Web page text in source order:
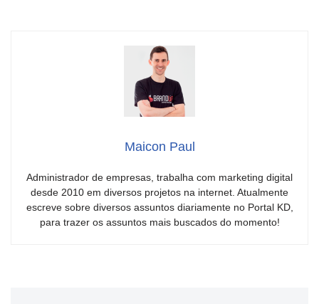
Maicon Paul
Administrador de empresas, trabalha com marketing digital
desde 2010 em diversos projetos na internet. Atualmente
escreve sobre diversos assuntos diariamente no Portal KD,
para trazer os assuntos mais buscados do momento!